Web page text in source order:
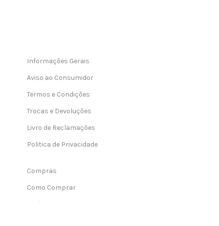
Informações Gerais
Aviso ao Consumidor
Termos e Condições
Trocas e Devoluções
Livro de Reclamações
Politica de Privacidade
Compras
Como Comprar
Envios